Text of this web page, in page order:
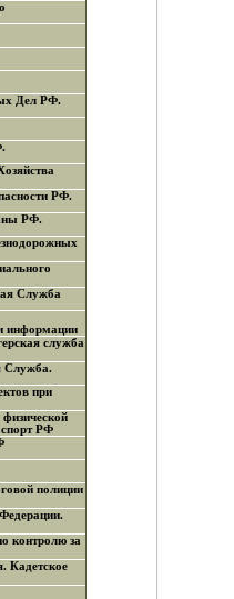
Дел РФ.
РФ.
РФ.
Служба
информации
служба
Служба.
при
физической
РФ
полиции
контролю за
Кадетское